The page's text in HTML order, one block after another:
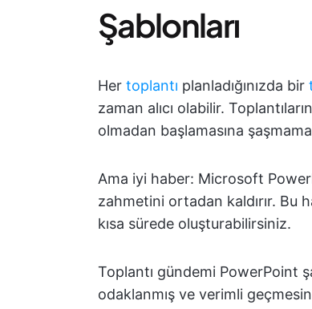
Şablonları
Her toplantı planladığınızda bir
zaman alıcı olabilir.
olmadan başlamasına
Ama iyi haber: Microsoft
zahmetini ortadan kaldırır. Bu
kısa sürede oluşturabilirsiniz.
Toplantı gündemi PowerPoint
odaklanmış ve verimli